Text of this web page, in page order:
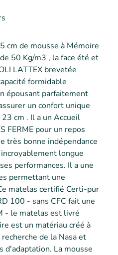
cm de mousse à Mémoire
50 Kg/m3 , la face été et
LATTEX brevetée
formidable
épousant parfaitement
un confort unique
cm . Il a un Accueil
FERME pour un repos
très bonne indépendance
longue
performances. Il a une
permettant une
matelas certifié Certi-pur
100 - sans CFC fait une
- le matelas est livré
est un matériau créé à
de la Nasa et
d'adaptation. La mousse